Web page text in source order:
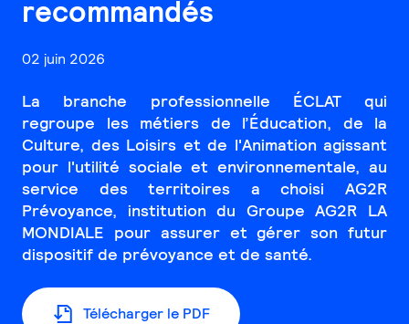
recommandés
02 juin 2026
La branche professionnelle ÉCLAT qui
regroupe les métiers de l’Éducation, de la
Culture, des Loisirs et de l'Animation agissant
pour l'utilité sociale et environnementale, au
service des territoires a choisi AG2R
Prévoyance, institution du Groupe AG2R LA
MONDIALE pour assurer et gérer son futur
dispositif de prévoyance et de santé.
Télécharger le PDF